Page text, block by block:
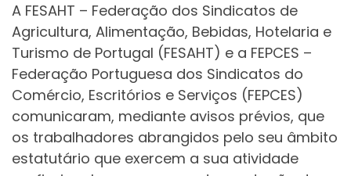
A FESAHT – Federação dos Sindicatos de
Agricultura, Alimentação, Bebidas, Hotelaria e
Turismo de Portugal (FESAHT) e a FEPCES –
Federação Portuguesa dos Sindicatos do
Comércio, Escritórios e Serviços (FEPCES)
comunicaram, mediante avisos prévios, que
os trabalhadores abrangidos pelo seu âmbito
estatutário que exercem a sua atividade